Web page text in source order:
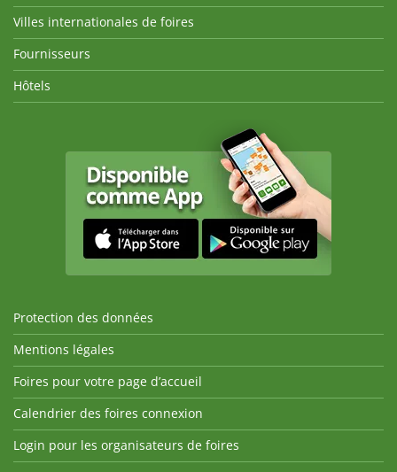
Villes internationales de foires
Fournisseurs
Hôtels
Protection des données
Mentions légales
Foires pour votre page d’accueil
Calendrier des foires connexion
Login pour les organisateurs de foires